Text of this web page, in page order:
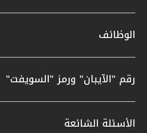
الوظائف
رقم "الآيبان" ورمز "السويفت"
الأسئلة الشائعة